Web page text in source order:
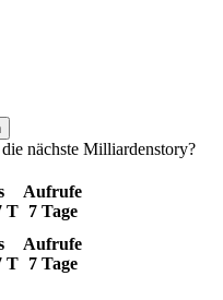
nächste Milliardenstory?
T
Aufrufe
7 Tage
T
Aufrufe
7 Tage